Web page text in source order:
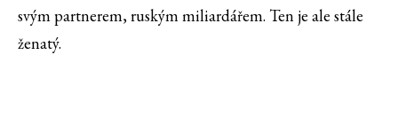
svým partnerem, ruským miliardářem. Ten je ale stále
ženatý.